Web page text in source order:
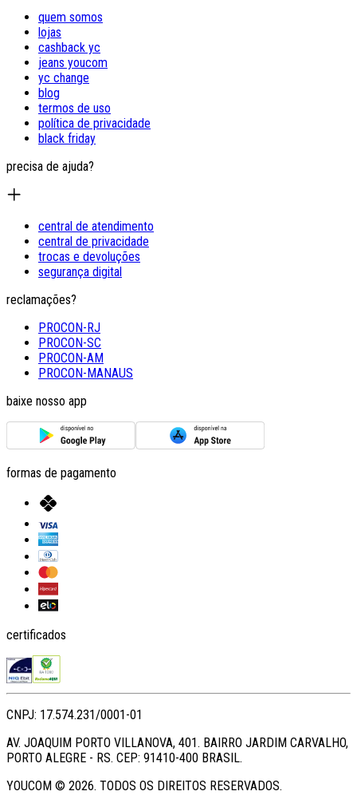
quem somos
lojas
cashback yc
jeans youcom
yc change
blog
termos de uso
política de privacidade
black friday
precisa de ajuda?
central de atendimento
central de privacidade
trocas e devoluções
segurança digital
reclamações?
PROCON-RJ
PROCON-SC
PROCON-AM
PROCON-MANAUS
baixe nosso app
formas de pagamento
certificados
CNPJ: 17.574.231/0001-01
AV. JOAQUIM PORTO VILLANOVA, 401. BAIRRO JARDIM CARVALHO,
PORTO ALEGRE - RS. CEP: 91410-400 BRASIL.
YOUCOM © 2026. TODOS OS DIREITOS RESERVADOS.